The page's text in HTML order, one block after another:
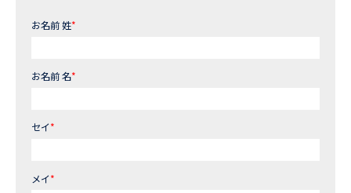
お名前 姓*
お名前 名*
セイ*
メイ*